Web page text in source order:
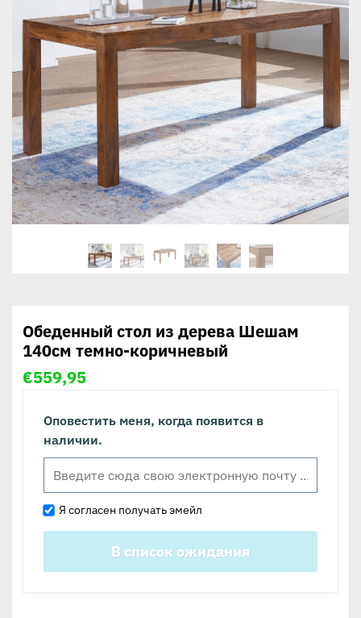
Обеденный стол из дерева Шешам
140см темно-коричневый
€559,95
Оповестить меня, когда появится в
наличии.
Я согласен получать эмейл